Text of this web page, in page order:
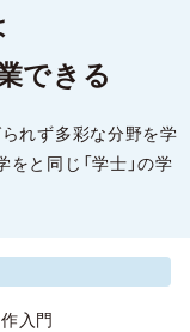
できる
られず多彩な分野を学
と同じ「学士」の学
入門